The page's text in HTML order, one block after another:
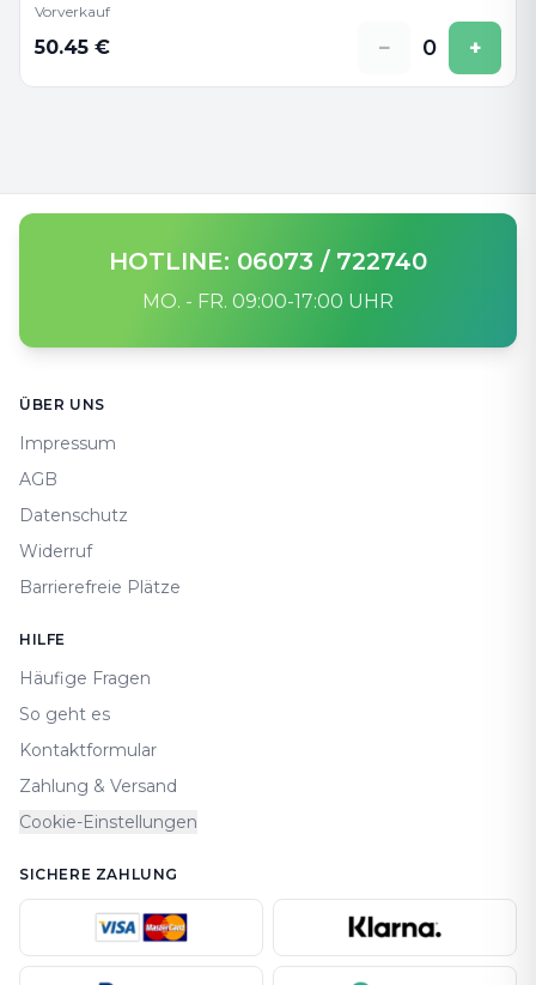
Vorverkauf
50.45 € − 0 +
HOTLINE: 06073 / 722740
MO. - FR. 09:00-17:00 UHR
ÜBER UNS
Impressum
AGB
Datenschutz
Widerruf
Barrierefreie Plätze
HILFE
Häufige Fragen
So geht es
Kontaktformular
Zahlung & Versand
Cookie-Einstellungen
SICHERE ZAHLUNG